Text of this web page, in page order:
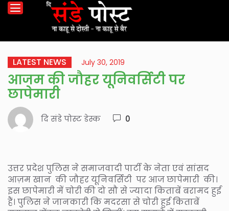
LATEST NEWS July 30, 2019
आजम की जौहर यूनिवर्सिटी पर
छापेमारी
दि संडे पोस्ट डेस्क 0
उत्तर प्रदेश पुलिस ने समाजवादी पार्टी के नेता एवं सांसद
आज़म खान की जौहर यूनिवर्सिटी पर आज छापेमारी की।
इस छापेमारी में चोरी की दो सौ से ज्यादा किताबें बरामद हुई
हैं। पुलिस ने जानकारी कि मदरसा से चोरी हुई किताबें